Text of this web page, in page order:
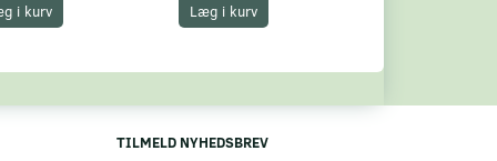
i kurv Læg i kurv
TILMELD NYHEDSBREV